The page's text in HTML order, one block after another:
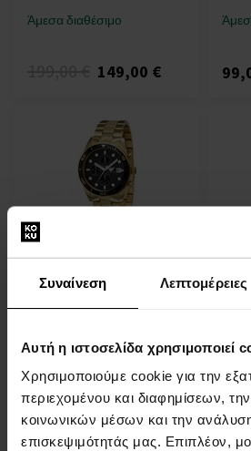
Συναίνεση Λεπτομέρειες
Αυτή η ιστοσελίδα χρησιμοποιεί
Χρησιμοποιούμε cookie για την
περιεχομένου και διαφημίσεων,
κοινωνικών μέσων και την
επισκεψιμότητάς μας. Επιπλέον,
Άμεσα διαθέσιμο
149,00 €
Emporio Armani AR5857 -
Ανδρικό ρολόι
ΡΟΛΟΓΙΑ - Άνδρες
Άμεσα διαθέσιμο
109,00 €